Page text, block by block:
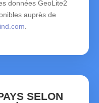
données GeoLite2
auprès de
SELON